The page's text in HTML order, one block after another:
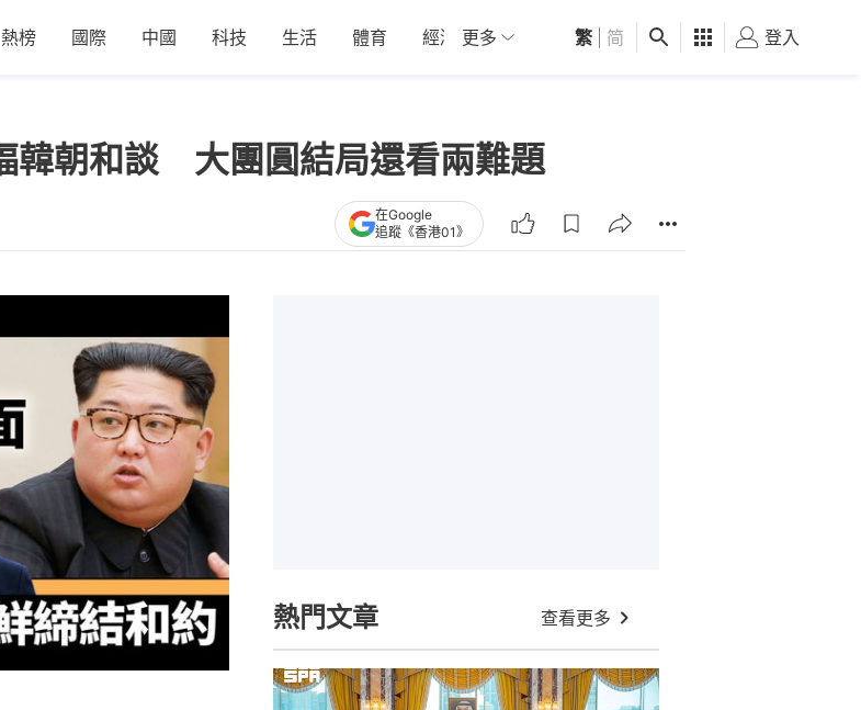
熱榜 國際 中國 科技 生活 體育 經濟 01深圳 觀點 健康 好食玩飛
更多 繁 简 登入
朝和談 大團圓結局還看兩難題
在Google
追蹤《香港01》
熱門文章 查看更多